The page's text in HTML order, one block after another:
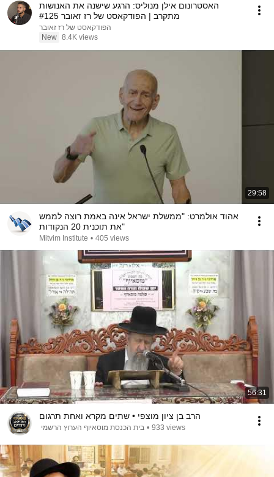
האסטרונום אילן מנוליס: הרגע שישנה את האנושות
מתקרב | הפודקאסט של רז זאובר #125
הפודקאסט של רז זאובר
New 8.4K views
29:58
אהוד אולמרט: "ממשלת ישראל אינה באמת רוצה לממש
את תוכנית 20 הנקודות"
Mitvim Institute • 405 views
56:31
הרב בן ציון מוצפי • שתים מקרא ואחת תרגום
בית הכנסת מוסאיוף הערוץ הרשמי • 933 views